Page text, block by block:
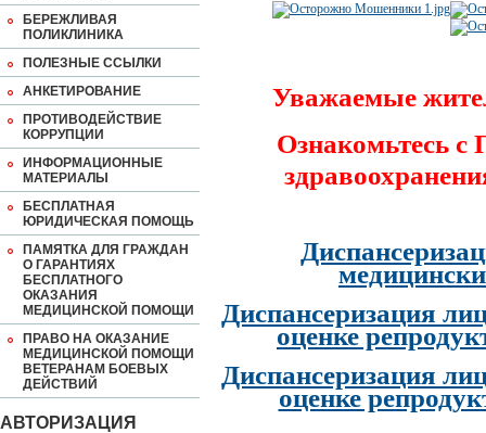
БЕРЕЖЛИВАЯ
ПОЛИКЛИНИКА
ПОЛЕЗНЫЕ ССЫЛКИ
АНКЕТИРОВАНИЕ
ПРОТИВОДЕЙСТВИЕ
КОРРУПЦИИ
ИНФОРМАЦИОННЫЕ
МАТЕРИАЛЫ
БЕСПЛАТНАЯ
ЮРИДИЧЕСКАЯ ПОМОЩЬ
ПАМЯТКА ДЛЯ ГРАЖДАН
О ГАРАНТИЯХ
БЕСПЛАТНОГО
ОКАЗАНИЯ
МЕДИЦИНСКОЙ ПОМОЩИ
ПРАВО НА ОКАЗАНИЕ
МЕДИЦИНСКОЙ ПОМОЩИ
ВЕТЕРАНАМ БОЕВЫХ
ДЕЙСТВИЙ
АВТОРИЗАЦИЯ
Уважаемые
Ознакомьтесь
Диспансеризация
оценке
Диспансеризация
оценке